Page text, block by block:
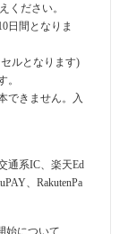
ください。
日間となりま
ルとなります)
。
できません。入
通系IC、楽天Ed
、RakutenPa
始について